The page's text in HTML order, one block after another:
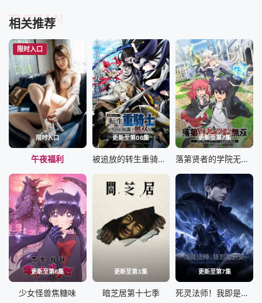
相关推荐
TUIJIAN
限时入口
限时入口
午夜福利
更新至第06集
被追放的转生重骑士用游戏知识开无双
更新至第7集
落第贤者的学院无双 第二回转生，S等级作弊魔术师冒险记
更新至第6集
少女怪兽焦糖味
更新至第3集
暗芝居第十七季
更新至第7集
死灵法师！我即是天灾动漫版